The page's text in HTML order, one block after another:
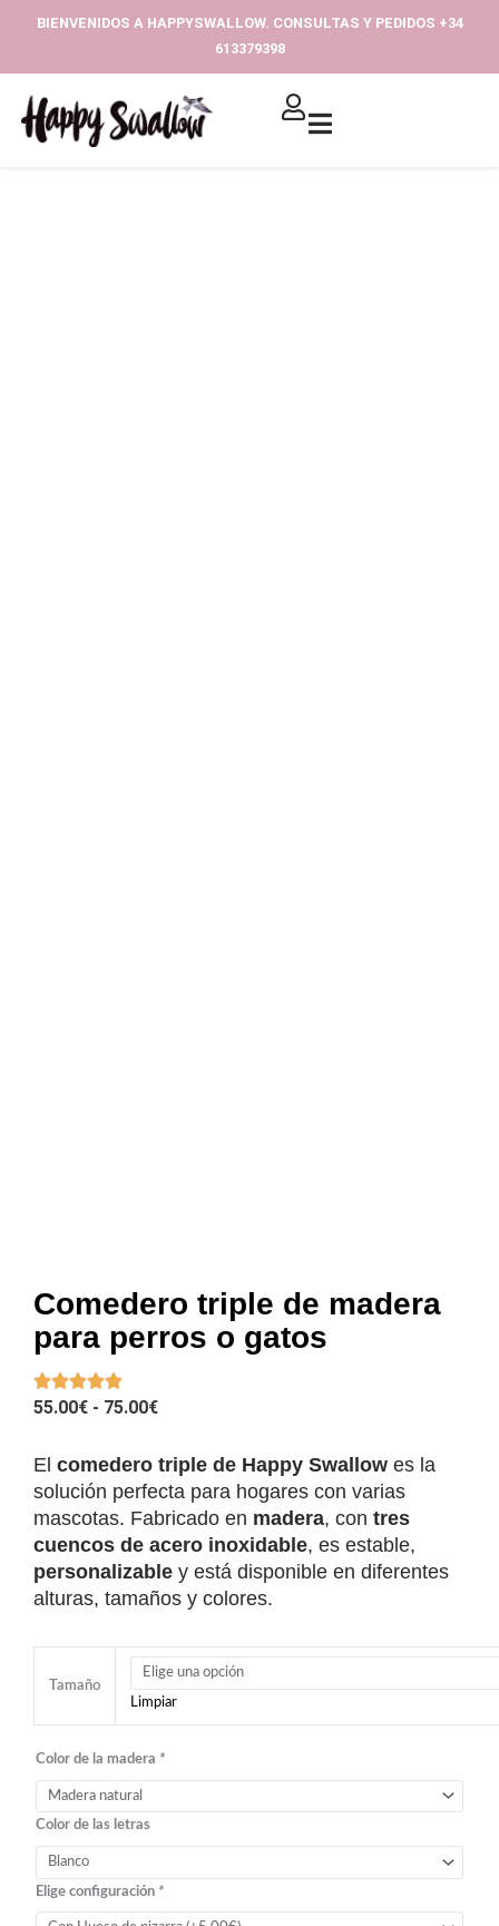
BIENVENIDOS A HAPPYSWALLOW. CONSULTAS Y PEDIDOS +34
613379398‬
Comedero triple de madera
para perros o gatos
55.00€ - 75.00€RANGO
PRECIOS:
DESDE
55.00€
HASTA
75.00€
El comedero triple de Happy Swallow es la
solución perfecta para hogares con varias
mascotas. Fabricado en madera, con tres
cuencos de acero inoxidable, es estable,
personalizable y está disponible en diferentes
alturas, tamaños y colores.
Tamaño
Limpiar
Color de la madera *
Color de las letras
Elige configuración *
triple
para
perros
o
cantidad